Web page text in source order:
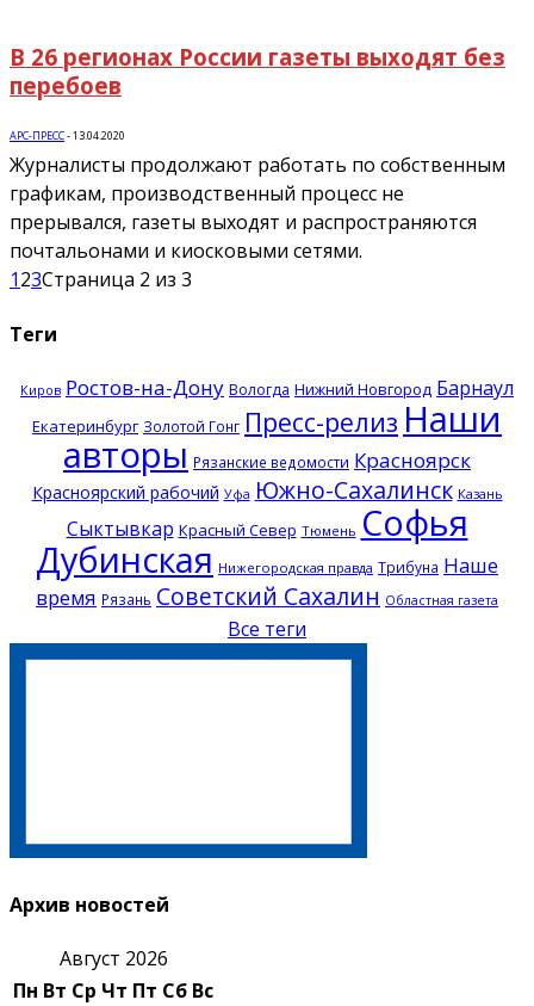
В 26 регионах России газеты выходят без
перебоев
АРС-ПРЕСС-13.04.2020
Журналисты продолжают работать по собственным
графикам, производственный процесс не
прерывался, газеты выходят и распространяются
почтальонами и киосковыми сетями.
123Страница 2 из 3
Теги
Киров Ростов-на-Дону Вологда Нижний Новгород Барнаул
Екатеринбург Золотой Гонг Пресс-релиз Наши
авторы Рязанские ведомости Красноярск
Красноярский рабочий Уфа Южно-Сахалинск Казань
Сыктывкар Красный Север Тюмень Софья
Дубинская Нижегородская правда Трибуна Наше
время Рязань Советский Сахалин Областная газета
Все теги
Архив новостей
Август 2026
Пн Вт Ср Чт Пт Сб Вс